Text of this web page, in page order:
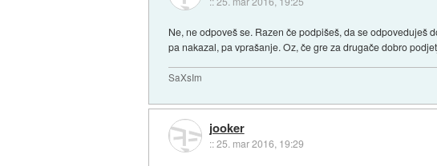
Ne, ne odpoveš se. Razen če podpišeš, da se odpoveduješ
pa nakazal, pa vprašanje. Oz, če gre za drugače dobro
SaXsIm
jooker
::25. mar 2016, 19:29